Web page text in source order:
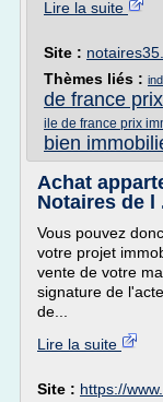
Lire la suite
Site :
Thèmes liés :
de france
ile de france prix
bien
Achat
Notaires de l
Vous pouvez
votre projet
vente de votre
signature de
de...
Lire la suite
Site : https://